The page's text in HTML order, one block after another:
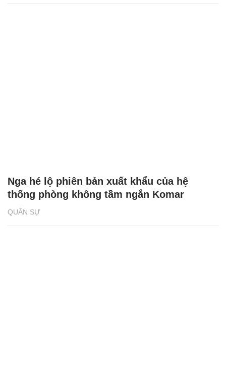
QUÂN SỰ
Nga hé lộ phiên bản xuất khẩu của hệ
thống phòng không tầm ngắn Komar